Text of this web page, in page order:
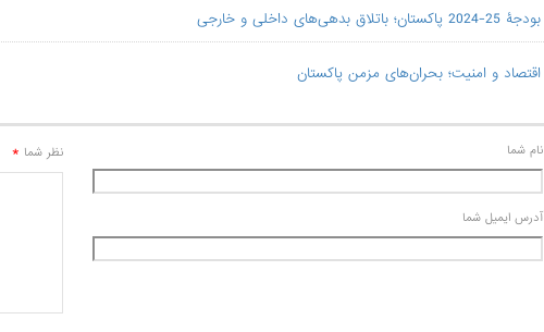
بودجۀ 25-2024 پاکستان؛ باتلاق بدهی‌های داخلی و خارجی
اقتصاد و امنیت؛ بحران‌های مزمن پاکستان
نام شما
آدرس ايميل شما
نظر شما *